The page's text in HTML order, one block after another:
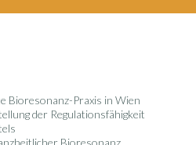
Bioresonanz-Praxis in Wien
der Regulationsfähigkeit
Bioresonanz,